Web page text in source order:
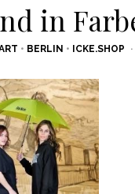
in
• BERLIN • ICKE.SHOP